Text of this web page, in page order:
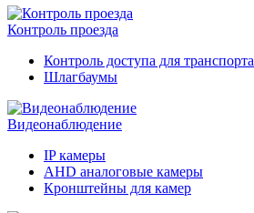
Контроль проезда
Контроль доступа для транспорта
Шлагбаумы
Видеонаблюдение
IP камеры
AHD аналоговые камеры
Кронштейны для камер